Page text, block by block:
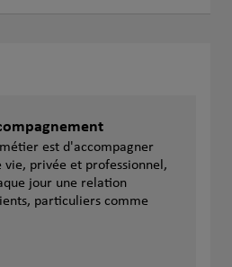
est d'accompagner
vie, privée et professionnel,
jour une relation
particuliers comme